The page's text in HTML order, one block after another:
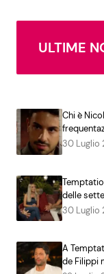
ULTIME
Chi è
30 Luglio
delle
30 Luglio
A
de Filippi